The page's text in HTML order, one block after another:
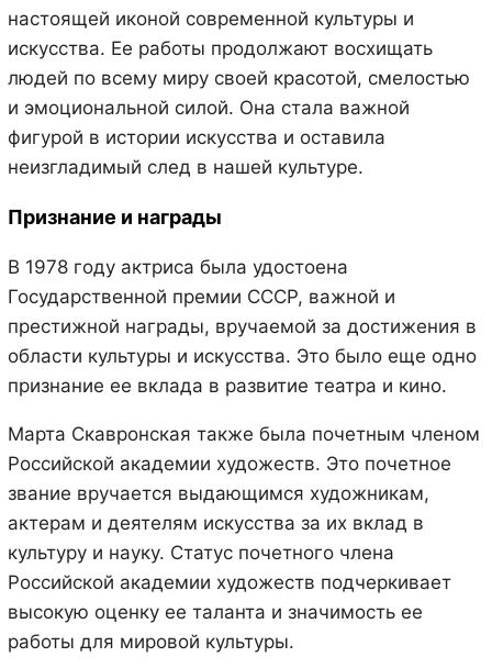
настоящей иконой современной культуры и
искусства. Ее работы продолжают восхищать
людей по всему миру своей красотой, смелостью
и эмоциональной силой. Она стала важной
фигурой в истории искусства и оставила
неизгладимый след в нашей культуре.
Признание и награды
В 1978 году актриса была удостоена
Государственной премии СССР, важной и
престижной награды, вручаемой за достижения в
области культуры и искусства. Это было еще одно
признание ее вклада в развитие театра и кино.
Марта Скавронская также была почетным членом
Российской академии художеств. Это почетное
звание вручается выдающимся художникам,
актерам и деятелям искусства за их вклад в
культуру и науку. Статус почетного члена
Российской академии художеств подчеркивает
высокую оценку ее таланта и значимость ее
работы для мировой культуры.